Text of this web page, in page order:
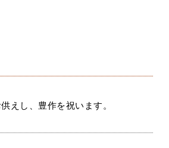
えし、豊作を祝います。